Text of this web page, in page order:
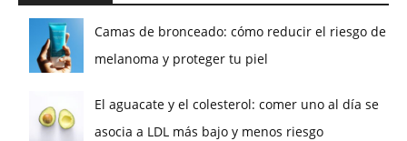
Camas de bronceado: cómo reducir el riesgo de
melanoma y proteger tu piel
El aguacate y el colesterol: comer uno al día se
asocia a LDL más bajo y menos riesgo